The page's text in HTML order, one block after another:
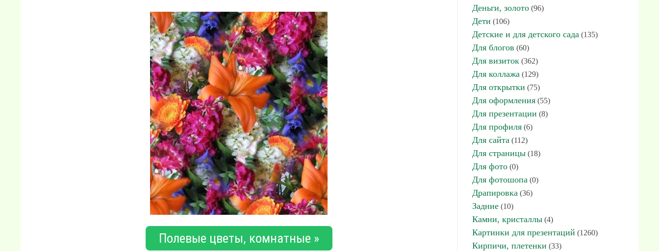
Полевые цветы, комнатные »
Деньги, золото (96)
Дети (106)
Детские и для детского сада (135)
Для блогов (60)
Для визиток (362)
Для коллажа (129)
Для открытки (75)
Для оформления (55)
Для презентации (8)
Для профиля (6)
Для сайта (112)
Для страницы (18)
Для фото (0)
Для фотошопа (0)
Драпировка (36)
Задние (10)
Камни, кристаллы (4)
Картинки для презентаций (1260)
Кирпичи, плетенки (33)